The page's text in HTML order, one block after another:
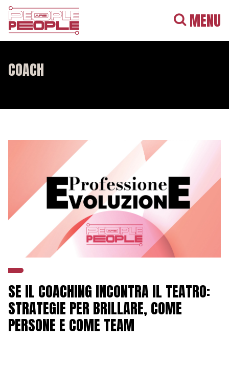
MENU
COACH
SE IL COACHING INCONTRA IL TEATRO:
STRATEGIE PER BRILLARE, COME
PERSONE E COME TEAM